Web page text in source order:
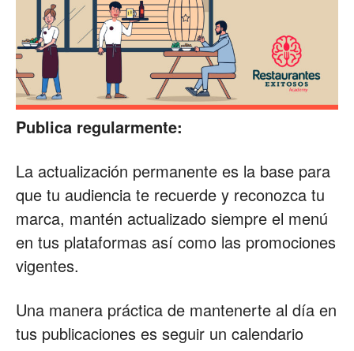
Publica regularmente:
La actualización permanente es la base para
que tu audiencia te recuerde y reconozca tu
marca, mantén actualizado siempre el menú
en tus plataformas así como las promociones
vigentes.
Una manera práctica de mantenerte al día en
tus publicaciones es seguir un calendario